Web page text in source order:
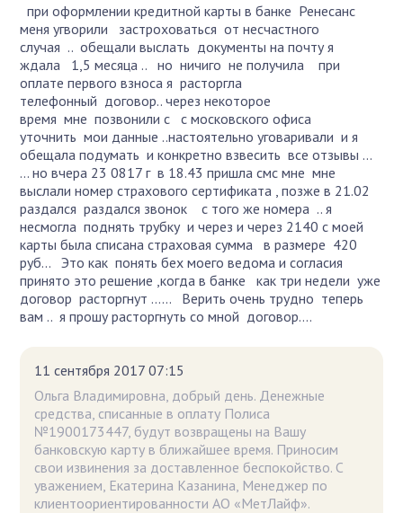
при оформлении кредитной карты в банке Ренесанс
меня угворили застроховаться от несчастного
случая .. обещали выслать документы на почту я
ждала 1,5 месяца .. но ничиго не получила при
оплате первого взноса я расторгла
телефонный договор.. через некоторое
время мне позвонили с с московского офиса
уточнить мои данные ..настоятельно уговаривали и я
обещала подумать и конкретно взвесить все отзывы ...
... но вчера 23 0817 г в 18.43 пришла смс мне мне
выслали номер страхового сертификата , позже в 21.02
раздался раздался звонок с того же номера .. я
несмогла поднять трубку и через и через 2140 с моей
карты была списана страховая сумма в размере 420
руб... Это как понять бех моего ведома и согласия
принято это решение ,когда в банке как три недели уже
договор расторгнут ...... Верить очень трудно теперь
вам .. я прошу расторгнуть со мной договор....
11 сентября 2017 07:15
Ольга Владимировна, добрый день. Денежные
средства, списанные в оплату Полиса
№1900173447, будут возвращены на Вашу
банковскую карту в ближайшее время. Приносим
свои извинения за доставленное беспокойство. С
уважением, Екатерина Казанина, Менеджер по
клиентоориентированности АО «МетЛайф».